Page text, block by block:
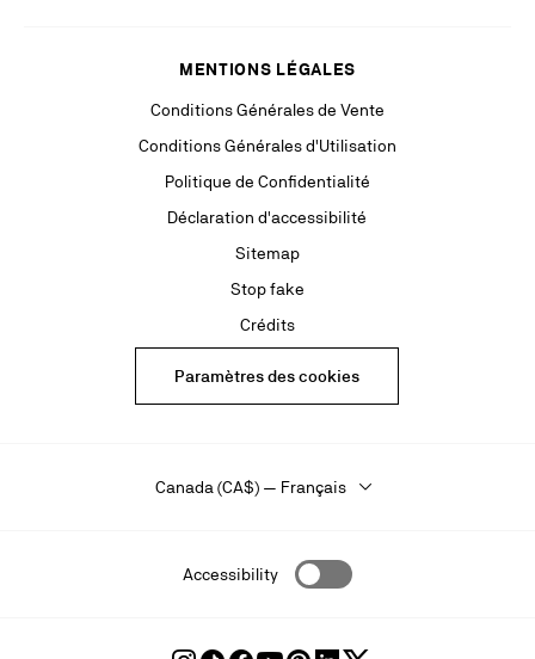
MENTIONS LÉGALES
Conditions Générales de Vente
Conditions Générales d'Utilisation
Politique de Confidentialité
Déclaration d'accessibilité
Sitemap
Stop fake
Crédits
Paramètres des cookies
Canada (CA$) — Français
Accessibility